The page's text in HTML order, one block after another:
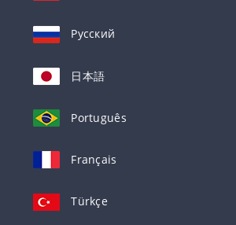
Русский
日本語
Português
Français
Türkçe